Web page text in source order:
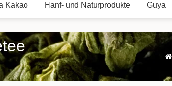
Kakao Hanf- und Naturprodukte Guya